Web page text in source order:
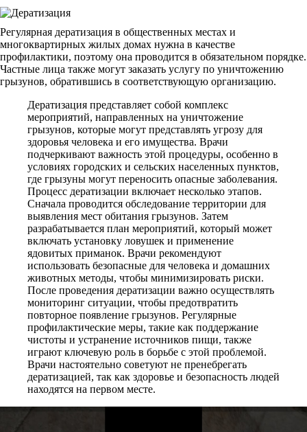
Регулярная дератизация в общественных местах и
многоквартирных жилых домах нужна в качестве
профилактики, поэтому она проводится в обязательном порядке.
Частные лица также могут заказать услугу по уничтожению
грызунов, обратившись в соответствующую организацию.
Дератизация представляет собой комплекс
мероприятий, направленных на уничтожение
грызунов, которые могут представлять угрозу для
здоровья человека и его имущества. Врачи
подчеркивают важность этой процедуры, особенно в
условиях городских и сельских населенных пунктов,
где грызуны могут переносить опасные заболевания.
Процесс дератизации включает несколько этапов.
Сначала проводится обследование территории для
выявления мест обитания грызунов. Затем
разрабатывается план мероприятий, который может
включать установку ловушек и применение
ядовитых приманок. Врачи рекомендуют
использовать безопасные для человека и домашних
животных методы, чтобы минимизировать риски.
После проведения дератизации важно осуществлять
мониторинг ситуации, чтобы предотвратить
повторное появление грызунов. Регулярные
профилактические меры, такие как поддержание
чистоты и устранение источников пищи, также
играют ключевую роль в борьбе с этой проблемой.
Врачи настоятельно советуют не пренебрегать
дератизацией, так как здоровье и безопасность людей
находятся на первом месте.